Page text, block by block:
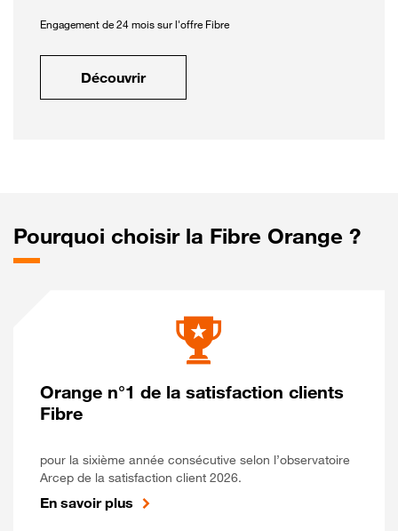
Engagement de 24 mois sur l'offre Fibre
Découvrir
Pourquoi choisir la Fibre Orange ?
Orange n°1 de la satisfaction clients
Fibre
pour la sixième année consécutive selon l’observatoire
Arcep de la satisfaction client 2026.
En savoir plus